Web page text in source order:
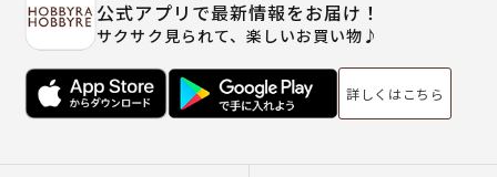
公式アプリで最新情報をお届け！
サクサク見られて、楽しいお買い物♪
詳しくはこちら